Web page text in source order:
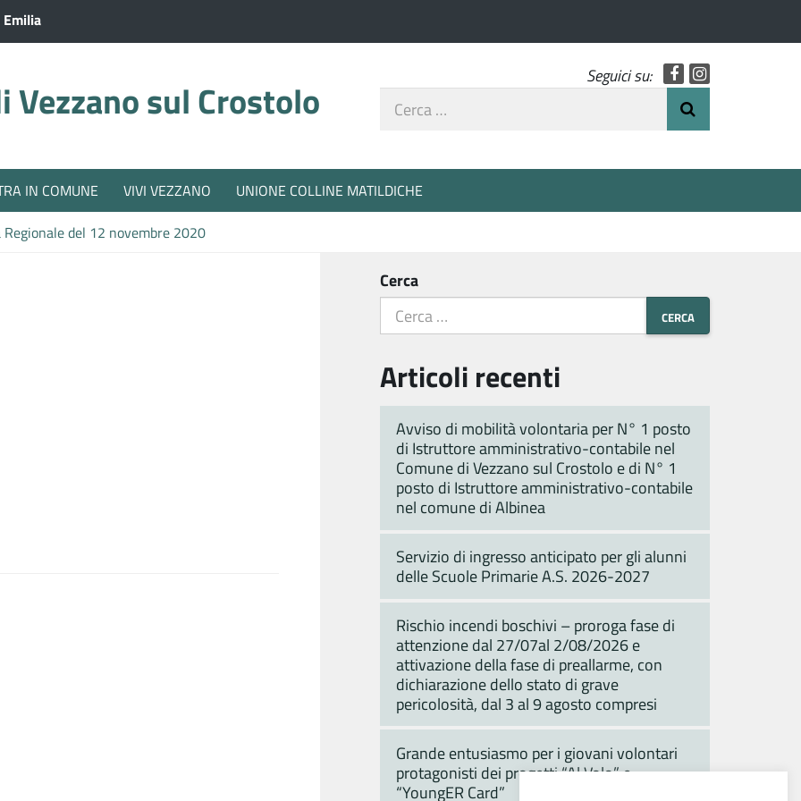
Vezzano sul Crostolo
Seguici su: Facebook
Cerca
IN COMUNE VIVI VEZZANO UNIONE COLLINE MATILDICHE
Regionale del 12 novembre 2020
Cerca
Articoli recenti
Avviso di mobilità volontaria per N° 1 posto
di Istruttore amministrativo-contabile nel
Comune di Vezzano sul Crostolo e di N° 1
posto di Istruttore amministrativo-contabile
nel comune di Albinea
Servizio di ingresso anticipato per gli alunni
delle Scuole Primarie A.S. 2026-2027
Rischio incendi boschivi – proroga fase di
attenzione dal 27/07al 2/08/2026 e
attivazione della fase di preallarme, con
dichiarazione dello stato di grave
pericolosità, dal 3 al 9 agosto compresi
Grande entusiasmo per i giovani volontari
protagonisti dei progetti “Al Volo” e
“YoungER Card”